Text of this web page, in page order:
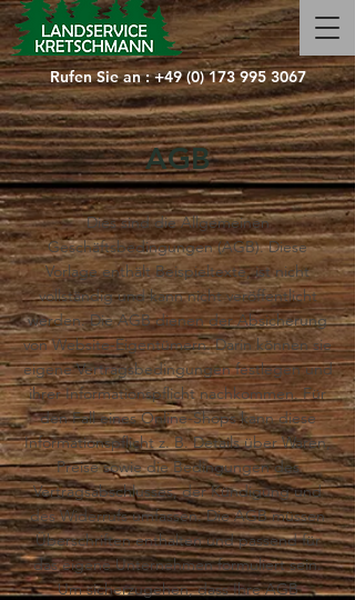
Rufen Sie an :+49 (0) 173 995 3067
AGB
Dies sind die Allgemeinen
Geschäftsbedingungen (AGB). Diese
Vorlage enthält Beispieltexte, ist nicht
vollständig und kann nicht veröffentlicht
werden. Die AGB dienen der Absicherung
von Website-Eigentümern. Darin können sie
eigene Vertragsbedingungen festlegen und
ihrer Informationspflicht nachkommen. Für
den Fall eines Online-Shops kann diese
Informationspflicht z. B. Details über Waren,
Preise sowie die Bedingungen des
Vertragsabschlusses, der Kündigung und
des Widerrufs umfassen. Die AGB müssen
Überschriften enthalten und passend für
das eigene Unternehmen formuliert sein.
Um sicherzugehen, dass Ihre AGB